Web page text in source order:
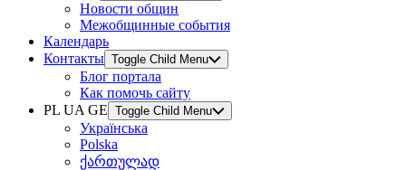
Новости общин
Межобщинные события
Календарь
Контакты Toggle Child Menu
Блог портала
Как помочь сайту
PL UA GE Toggle Child Menu
Українська
Polska
ქართულად